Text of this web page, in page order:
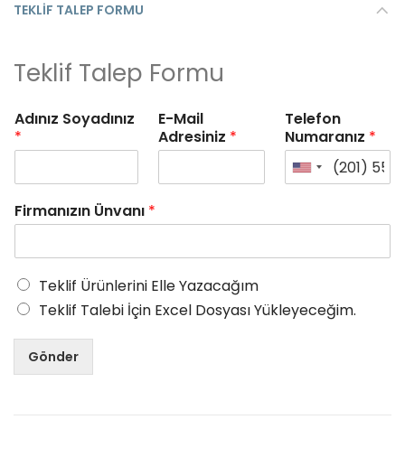
TEKLIF TALEP FORMU
Teklif Talep Formu
Adınız Soyadınız
*
E-Mail
Adresiniz *
Telefon
Numaranız *
Firmanızın Ünvanı *
Teklif Ürünlerini Elle Yazacağım
Teklif Talebi İçin Excel Dosyası Yükleyeceğim.
Gönder